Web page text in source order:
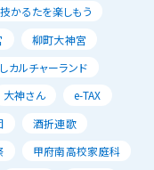
かるたを楽しもう
柳町大神宮
カルチャーランド
大神さん
e-TAX
酒折連歌
甲府南高校家庭科